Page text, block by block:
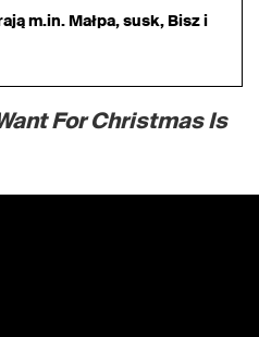
m.in. Małpa, susk, Bisz i
For Christmas Is